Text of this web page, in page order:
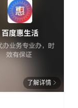
了解详情